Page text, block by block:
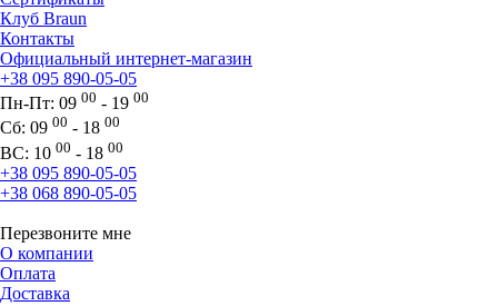
Клуб Braun
Контакты
Официальный интернет-магазин
+38 095 890-05-05
Пн-Пт: 09 00 - 19 00
Сб: 09 00 - 18 00
ВС: 10 00 - 18 00
+38 095 890-05-05
+38 068 890-05-05
Перезвоните мне
О компании
Оплата
Доставка